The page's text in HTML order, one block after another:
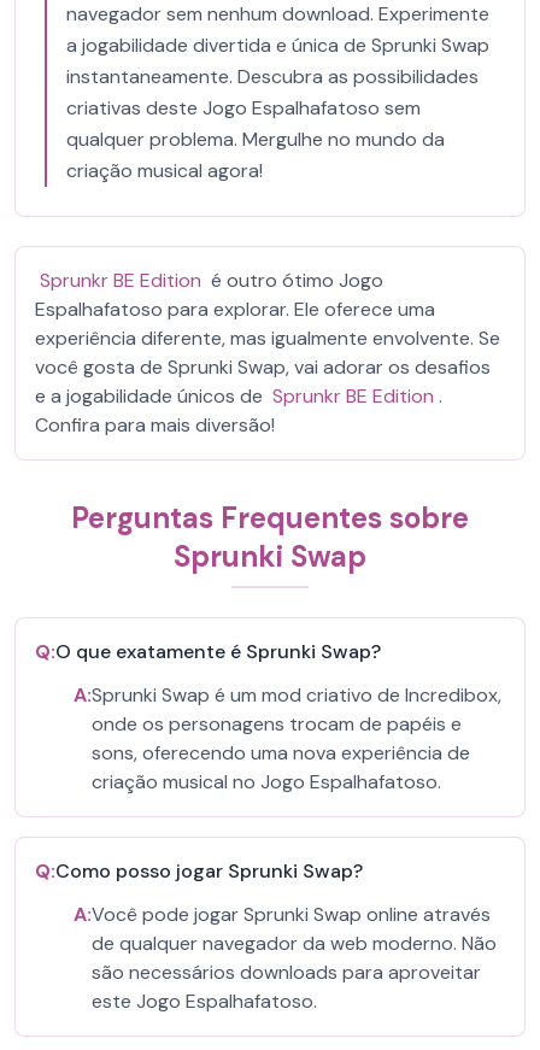
navegador sem nenhum download. Experimente
a jogabilidade divertida e única de Sprunki Swap
instantaneamente. Descubra as possibilidades
criativas deste Jogo Espalhafatoso sem
qualquer problema. Mergulhe no mundo da
criação musical agora!
Sprunkr BE Edition é outro ótimo Jogo
Espalhafatoso para explorar. Ele oferece uma
experiência diferente, mas igualmente envolvente. Se
você gosta de Sprunki Swap, vai adorar os desafios
e a jogabilidade únicos de Sprunkr BE Edition .
Confira para mais diversão!
Perguntas Frequentes sobre
Sprunki Swap
Q:O que exatamente é Sprunki Swap?
A:Sprunki Swap é um mod criativo de Incredibox,
onde os personagens trocam de papéis e
sons, oferecendo uma nova experiência de
criação musical no Jogo Espalhafatoso.
Q:Como posso jogar Sprunki Swap?
A:Você pode jogar Sprunki Swap online através
de qualquer navegador da web moderno. Não
são necessários downloads para aproveitar
este Jogo Espalhafatoso.